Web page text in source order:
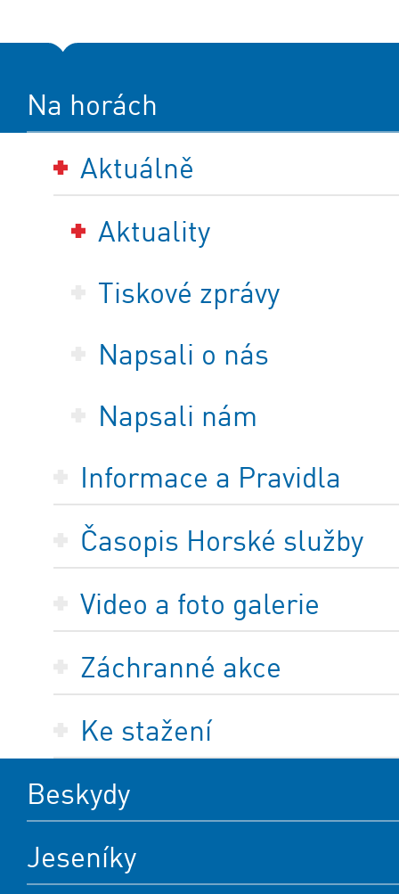
Na horách
Aktuálně
Aktuality
Tiskové zprávy
Napsali o nás
Napsali nám
Informace a Pravidla
Časopis Horské služby
Video a foto galerie
Záchranné akce
Ke stažení
Beskydy
Jeseníky